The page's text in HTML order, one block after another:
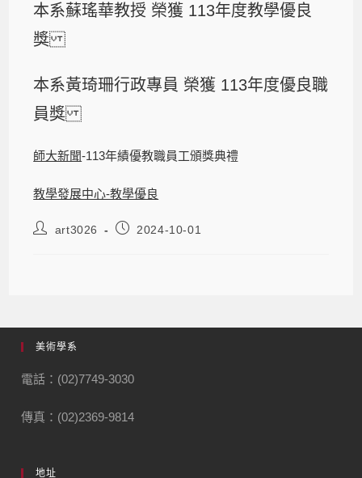
本系蘇瑤華教授 榮獲 113年度教學優良
獎
本系黃琦珊行政專員 榮獲 113年度優良職
員獎
師大新聞-113年績優教職員工頒獎典禮
教學發展中心-教學優良
art3026 2024-10-01
美術學系
電話：(02)7749-3030
傳真：(02)2369-9814
地址